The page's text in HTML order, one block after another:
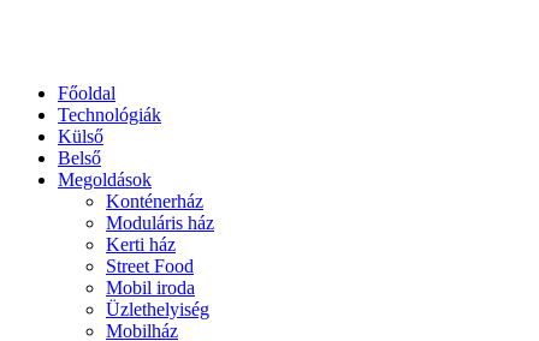
Főoldal
Technológiák
Külső
Belső
Megoldások
Konténerház
Moduláris ház
Kerti ház
Street Food
Mobil iroda
Üzlethelyiség
Mobilház